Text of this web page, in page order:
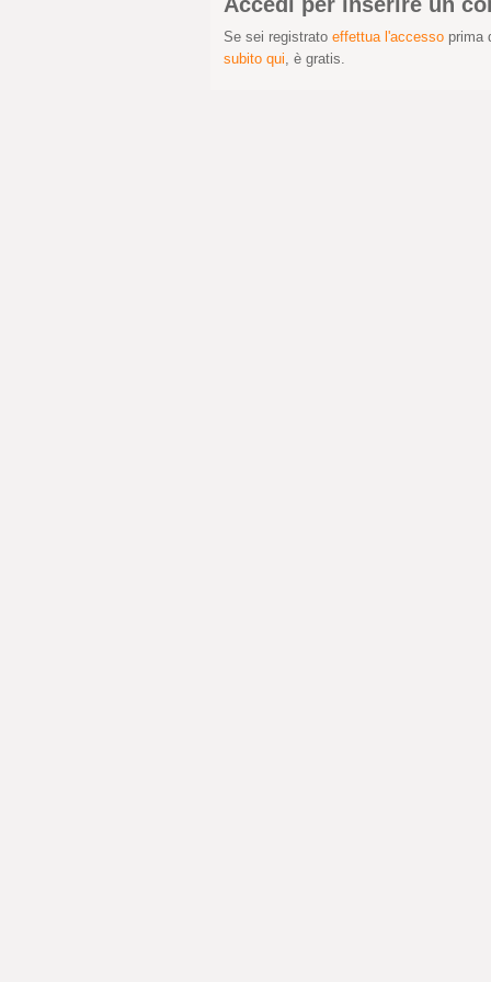
Accedi per inserire un
Se sei registrato effettua l'accesso prima
subito qui, è gratis.